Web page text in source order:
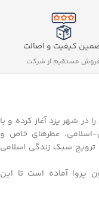
کیفیت و اصالت
مستقیم از شرکت
سال ۱۴۰۱ فعالیت خود را در شهر یزد آغاز کرده و با
اسلامی، عطرهای خاص و
سبک زندگی اسلامی
فروش مجازی از سال ۱۴۰۴، اکنون پروا آماده است تا این